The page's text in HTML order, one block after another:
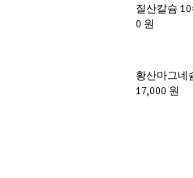
질산칼슘
0 원
황산마그네
17,000 원